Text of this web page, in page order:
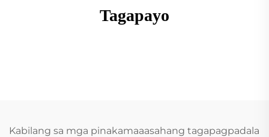
Tagapayo
Kabilang sa mga pinakamaaasahang tagapagpadala